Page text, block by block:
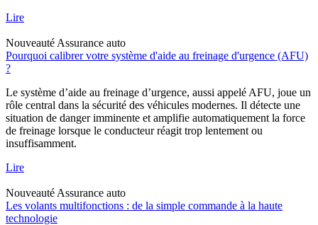
Lire
Nouveauté Assurance auto
Pourquoi calibrer votre système d'aide au freinage d'urgence (AFU)
?
Le système d’aide au freinage d’urgence, aussi appelé AFU, joue un
rôle central dans la sécurité des véhicules modernes. Il détecte une
situation de danger imminente et amplifie automatiquement la force
de freinage lorsque le conducteur réagit trop lentement ou
insuffisamment.
Lire
Nouveauté Assurance auto
Les volants multifonctions : de la simple commande à la haute
technologie